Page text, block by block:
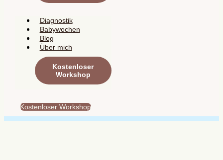
Diagnostik
Babywochen
Blog
Über mich
Kostenloser
Workshop
Kostenloser Workshop